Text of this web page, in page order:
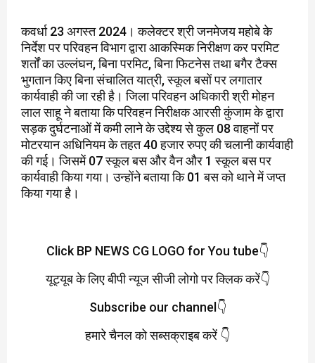
कवर्धा 23 अगस्त 2024। कलेक्टर श्री जनमेजय महोबे के
निर्देश पर परिवहन विभाग द्वारा आकस्मिक निरीक्षण कर परमिट
शर्तों का उल्लंघन, बिना परमिट, बिना फिटनेस तथा बगैर टैक्स
भुगतान किए बिना संचालित यात्री, स्कूल बसों पर लगातार
कार्यवाही की जा रही है। जिला परिवहन अधिकारी श्री मोहन
लाल साहू ने बताया कि परिवहन निरीक्षक आरसी कुंजाम के द्वारा
सड़क दुर्घटनाओं में कमी लाने के उद्देश्य से कुल 08 वाहनों पर
मोटरयान अधिनियम के तहत 40 हजार रुपए की चलानी कार्यवाही
की गई। जिसमें 07 स्कूल बस और वैन और 1 स्कूल बस पर
कार्यवाही किया गया। उन्होंने बताया कि 01 बस को थाने में जप्त
किया गया है।
Click BP NEWS CG LOGO for You tube👇
यूट्यूब के लिए बीपी न्यूज सीजी लोगो पर क्लिक करें👇
Subscribe our channel👇
हमारे चैनल को सब्सक्राइब करें 👇